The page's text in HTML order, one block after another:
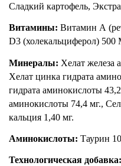
Сладкий картофель,
Витамины: Витамин А
D3 (холекальциферол)
Минералы: Хелат железа
Хелат цинка гидрата
гидрата аминокислоты
аминокислоты 74,4 мг.,
кальция 1,40 мг.
Аминокислоты: Таурин
Технологическая добавка: